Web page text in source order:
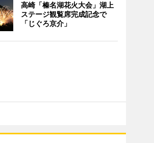
高崎「榛名湖花火大会」湖上
ステージ観覧席完成記念で
「じぐろ京介」